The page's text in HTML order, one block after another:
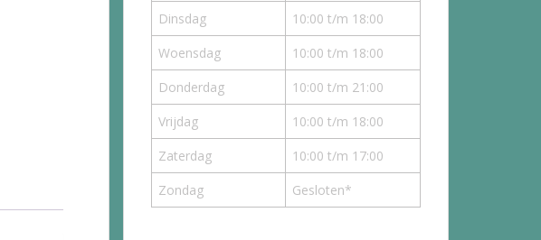
Dinsdag
10:00 t/m 18:00
Woensdag
10:00 t/m 18:00
Donderdag
10:00 t/m 21:00
Vrijdag
10:00 t/m 18:00
Zaterdag
10:00 t/m 17:00
Zondag
Gesloten*